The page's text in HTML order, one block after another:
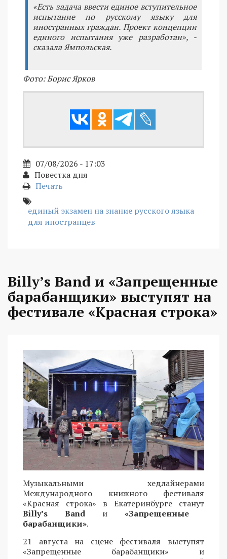
«Есть задача ввести единое вступительное
испытание по русскому языку для
иностранных граждан. Проект концепции
единого испытания уже разработан», -
сказала Ямпольская.
Фото: Борис Ярков
07/08/2026 - 17:03
Повестка дня
Печать
единый экзамен на знание русского языка
для иностранцев
Billy’s Band и «Запрещенные
барабанщики» выступят на
фестивале «Красная строка»
Музыкальными хедлайнерами
Международного книжного фестиваля
«Красная строка» в Екатеринбурге станут
Billy’s Band и «Запрещенные
барабанщики».
21 августа на сцене фестиваля выступят
«Запрещенные барабанщики» и